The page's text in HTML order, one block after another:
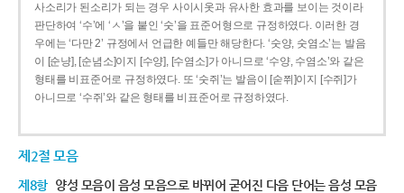
사소리가 된소리가 되는 경우 사이시옷과 유사한 효과를 보이는 것이라
판단하여 ‘수’에 ‘ㅅ’을 붙인 ‘숫’을 표준어형으로 규정하였다. 이러한 경
우에는 ‘다만 2’ 규정에서 언급한 예들만 해당한다. ‘숫양, 숫염소’는 발음
이 [순냥], [순념소]이지 [수양], [수염소]가 아니므로 ‘수양, 수염소’와 같은
형태를 비표준어로 규정하였다. 또 ‘숫쥐’는 발음이 [숟쮜]이지 [수쥐]가
아니므로 ‘수쥐’와 같은 형태를 비표준어로 규정하였다.
제2절 모음
제8항 양성 모음이 음성 모음으로 바뀌어 굳어진 다음 단어는 음성 모음